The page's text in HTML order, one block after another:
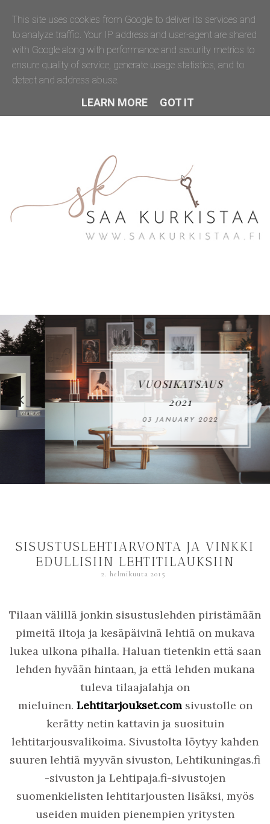
VUOSIKATSAUS
2021
03 JANUARY 2022
SISUSTUSLEHTIARVONTA JA VINKKI
EDULLISIIN LEHTITILAUKSIIN
2. helmikuuta 2015
Tilaan välillä jonkin sisustuslehden piristämään
pimeitä iltoja ja kesäpäivinä lehtiä on mukava
lukea ulkona pihalla. Haluan tietenkin että saan
lehden hyvään hintaan, ja että lehden mukana
tuleva tilaajalahja on
mieluinen. Lehtitarjoukset.comsivustolle on
kerätty netin kattavin ja suosituin
lehtitarjousvalikoima. Sivustolta löytyy kahden
suuren lehtiä myyvän sivuston, Lehtikuningas.fi
-sivuston ja Lehtipaja.fi-sivustojen
suomenkielisten lehtitarjousten lisäksi, myös
useiden muiden pienempien yritysten
This site uses cookies from Google to deliver its services and
to analyze traffic. Your IP address and user-agent are shared
with Google along with performance and security metrics to
ensure quality of service, generate usage statistics, and to
detect and address abuse.
LEARN MORE GOT IT